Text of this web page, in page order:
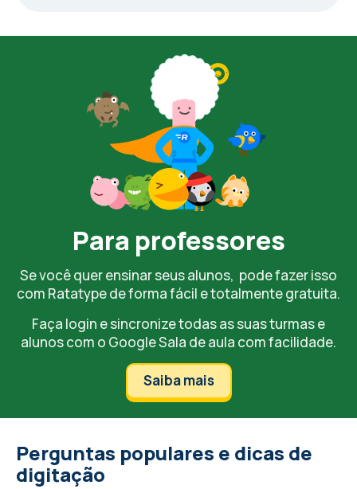
Para professores
Se você quer ensinar seus alunos, pode fazer isso
com Ratatype de forma fácil e totalmente gratuita.
Faça login e sincronize todas as suas turmas e
alunos com o Google Sala de aula com facilidade.
Saiba mais
Perguntas populares e dicas de
digitação